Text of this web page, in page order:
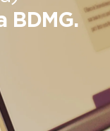
BDMG.